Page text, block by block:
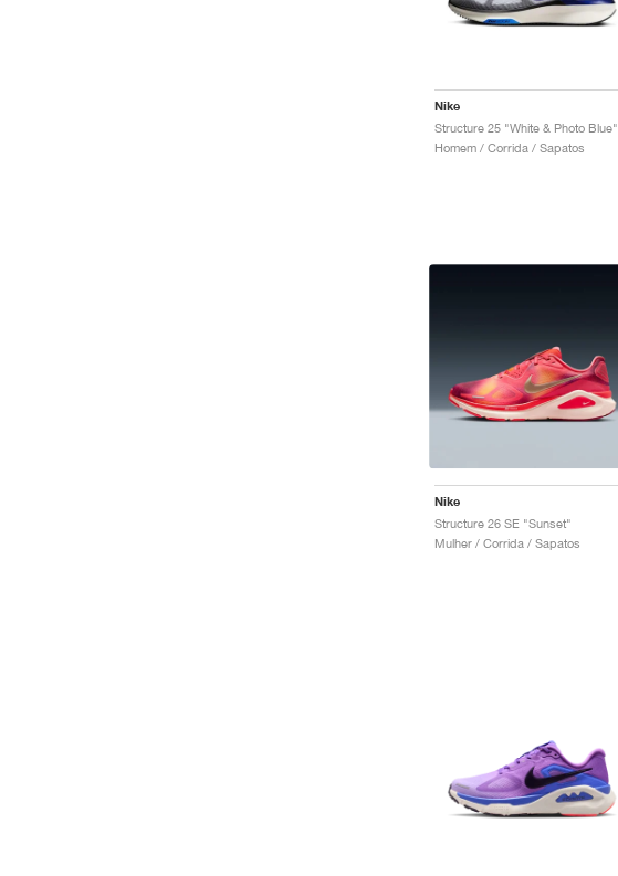
Nike
Structure 25 "White & Photo Blue"
Homem / Corrida / Sapatos
Nike
Structure 26 SE "Sunset"
Mulher / Corrida / Sapatos